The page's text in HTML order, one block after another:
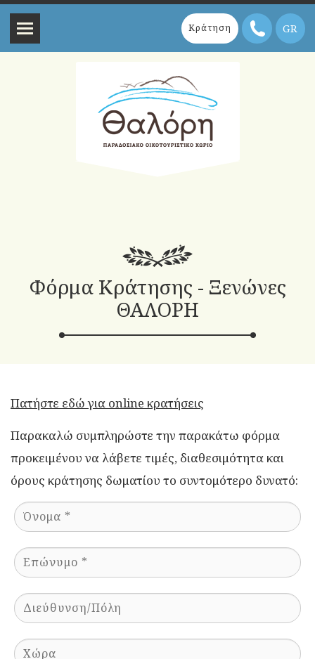
Κράτηση GR
Φόρμα Κράτησης - Ξενώνες
ΘΑΛΟΡΗ
Πατήστε εδώ για online κρατήσεις
Παρακαλώ συμπληρώστε την παρακάτω φόρμα
προκειμένου να λάβετε τιμές, διαθεσιμότητα και
όρους κράτησης δωματίου το συντομότερο δυνατό: